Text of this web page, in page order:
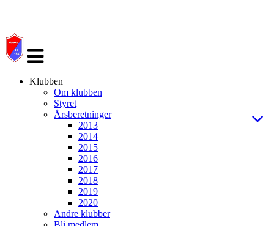
navigasjon
Klubben
Om klubben
Styret
Årsberetninger
2013
2014
2015
2016
2017
2018
2019
2020
Andre klubber